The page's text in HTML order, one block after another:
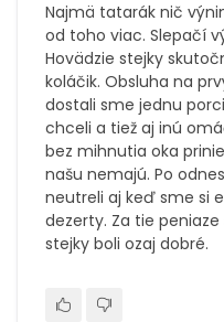
Najmä tatarák nič
od toho viac. Slepačí
Hovädzie stejky
koláčik. Obsluha na
dostali sme jednu
chceli a tiež aj inú
bez mihnutia oka
našu nemajú. Po
neutreli aj keď sme si
dezerty. Za tie
stejky boli ozaj dobré.